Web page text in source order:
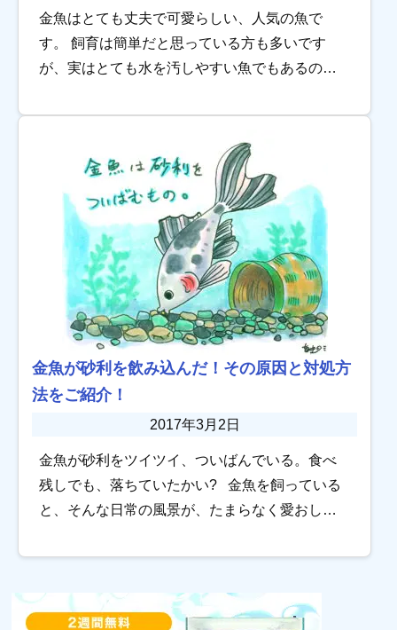
金魚はとても丈夫で可愛らしい、人気の魚で
す。 飼育は簡単だと思っている方も多いです
が、実はとても水を汚しやすい魚でもあるので
けてもらいたい点を解説します。ポイントを抑
金魚が砂利を飲み込んだ！その原因と対処方
法をご紹介！
2017年3月2日
金魚が砂利をツイツイ、ついばんでいる。食べ
残しでも、落ちていたかい? 金魚を飼っている
と、そんな日常の風景が、たまらなく愛おしい
ていられない事態に遭遇します!!! […]